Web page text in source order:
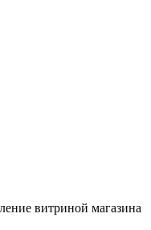
витриной магазина